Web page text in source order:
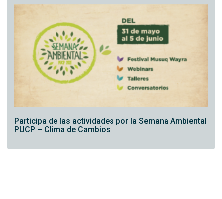
Participa de las actividades por la Semana Ambiental
PUCP – Clima de Cambios